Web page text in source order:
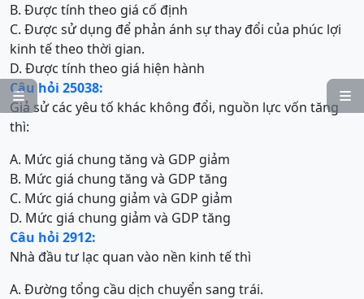


B. Được tính theo giá cố định
C. Được sử dụng để phản ánh sự thay đổi của phúc lợi
kinh tế theo thời gian.
D. Được tính theo giá hiện hành
Câu hỏi 25038:
Giả sử các yêu tố khác không đổi, nguồn lực vốn tăng
thì:
A. Mức giá chung tăng và GDP giảm
B. Mức giá chung tăng và GDP tăng
C. Mức giá chung giảm và GDP giảm
D. Mức giá chung giảm và GDP tăng
Câu hỏi 2912:
Nhà đầu tư lạc quan vào nền kinh tế thì
A. Đường tổng cầu dịch chuyển sang trái.